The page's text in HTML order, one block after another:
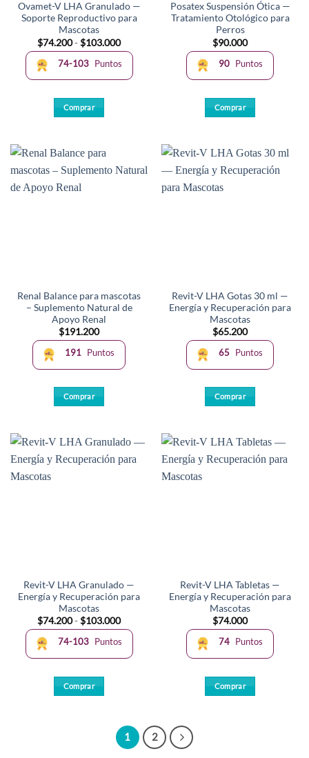
Ovamet-V LHA Granulado —
Soporte Reproductivo para
Mascotas
$74.200-$103.000Rango
de
precios:
desde
$74.200
74-103 Puntos
Comprar
tiene
múltiples
variantes.
página
de
producto
Posatex Suspensión Ótica —
Tratamiento Otológico para
Perros
$90.000
90 Puntos
Comprar
Renal Balance para mascotas
– Suplemento Natural de
Apoyo Renal
$191.200
191 Puntos
Comprar
tiene
múltiples
página
de
producto
Revit-V LHA Gotas 30 ml —
Energía y Recuperación para
Mascotas
$65.200
65 Puntos
Comprar
Revit-V LHA Granulado —
Energía y Recuperación para
Mascotas
$74.200-$103.000Rango
de
precios:
desde
$74.200
74-103 Puntos
Comprar
múltiples
Revit-V LHA Tabletas —
Energía y Recuperación para
Mascotas
$74.000
74 Puntos
Comprar
1 2